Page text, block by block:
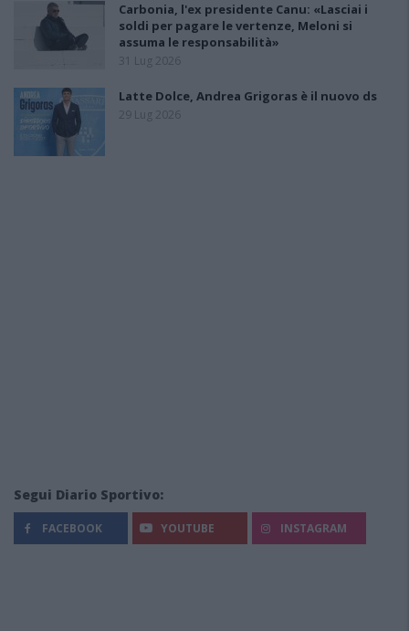
Carbonia, l'ex presidente Canu: «Lasciai i
soldi per pagare le vertenze, Meloni si
assuma le responsabilità»
31 Lug 2026
Latte Dolce, Andrea Grigoras è il nuovo ds
29 Lug 2026
Segui Diario Sportivo:
FACEBOOK YOUTUBE INSTAGRAM